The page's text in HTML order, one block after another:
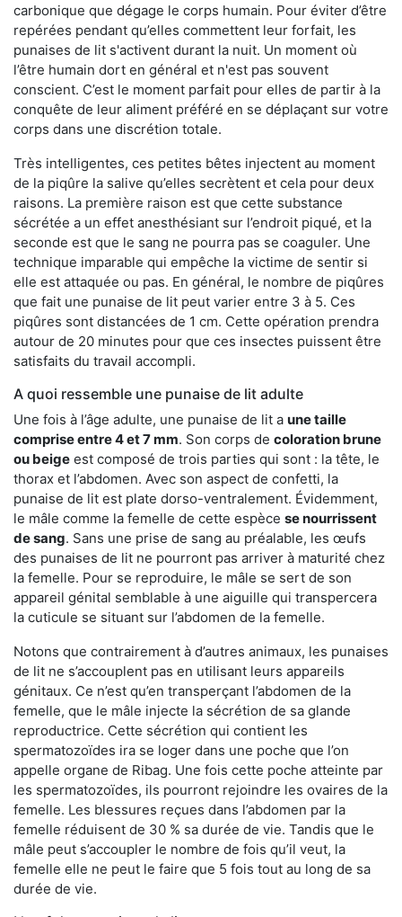
carbonique que dégage le corps humain. Pour éviter d’être
repérées pendant qu’elles commettent leur forfait, les
punaises de lit s'activent durant la nuit. Un moment où
l’être humain dort en général et n'est pas souvent
conscient. C’est le moment parfait pour elles de partir à la
conquête de leur aliment préféré en se déplaçant sur votre
corps dans une discrétion totale.
Très intelligentes, ces petites bêtes injectent au moment
de la piqûre la salive qu’elles secrètent et cela pour deux
raisons. La première raison est que cette substance
sécrétée a un effet anesthésiant sur l’endroit piqué, et la
seconde est que le sang ne pourra pas se coaguler. Une
technique imparable qui empêche la victime de sentir si
elle est attaquée ou pas. En général, le nombre de piqûres
que fait une punaise de lit peut varier entre 3 à 5. Ces
piqûres sont distancées de 1 cm. Cette opération prendra
autour de 20 minutes pour que ces insectes puissent être
satisfaits du travail accompli.
A quoi ressemble une punaise de lit adulte
Une fois à l’âge adulte, une punaise de lit a une taille
comprise entre 4 et 7 mm. Son corps de coloration brune
ou beige est composé de trois parties qui sont : la tête, le
thorax et l’abdomen. Avec son aspect de confetti, la
punaise de lit est plate dorso-ventralement. Évidemment,
le mâle comme la femelle de cette espèce se nourrissent
de sang. Sans une prise de sang au préalable, les œufs
des punaises de lit ne pourront pas arriver à maturité chez
la femelle. Pour se reproduire, le mâle se sert de son
appareil génital semblable à une aiguille qui transpercera
la cuticule se situant sur l’abdomen de la femelle.
Notons que contrairement à d’autres animaux, les punaises
de lit ne s’accouplent pas en utilisant leurs appareils
génitaux. Ce n’est qu’en transperçant l’abdomen de la
femelle, que le mâle injecte la sécrétion de sa glande
reproductrice. Cette sécrétion qui contient les
spermatozoïdes ira se loger dans une poche que l’on
appelle organe de Ribag. Une fois cette poche atteinte par
les spermatozoïdes, ils pourront rejoindre les ovaires de la
femelle. Les blessures reçues dans l’abdomen par la
femelle réduisent de 30 % sa durée de vie. Tandis que le
mâle peut s’accoupler le nombre de fois qu’il veut, la
femelle elle ne peut le faire que 5 fois tout au long de sa
durée de vie.